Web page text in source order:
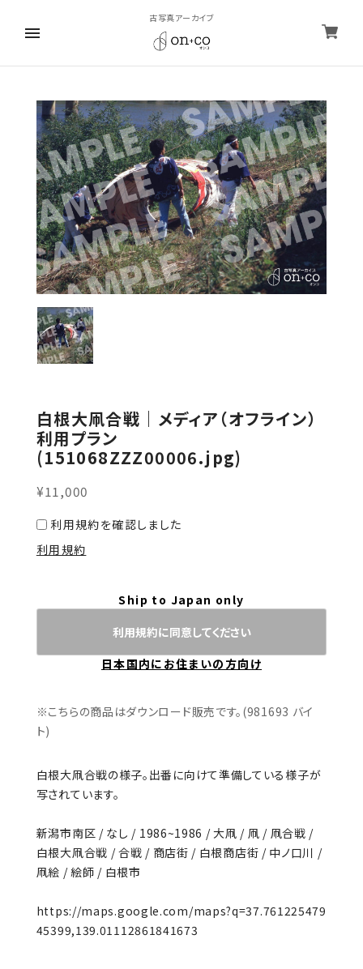
古写真アーカイブ
白根大凧合戦｜メディア（オフライン）
利用プラン
(151068ZZZ00006.jpg)
¥11,000
利用規約を確認しました
利用規約
Ship to Japan only
利用規約に同意してください
日本国内にお住まいの方向け
※こちらの商品はダウンロード販売です。(981693 バイ
ト)
白根大凧合戦の様子。出番に向けて準備している様子が
写されています。
新潟市南区 / なし / 1986~1986 / 大凧 / 凧 / 凧合戦 /
白根大凧合戦 / 合戦 / 商店街 / 白根商店街 / 中ノ口川 /
凧絵 / 絵師 / 白根市
https://maps.google.com/maps?q=37.761225479
45399,139.01112861841673